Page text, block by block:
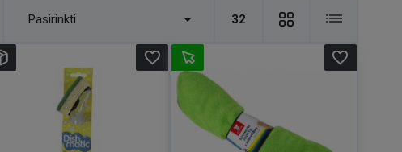
32
Pasirinkti 
favorite_border favorite_border